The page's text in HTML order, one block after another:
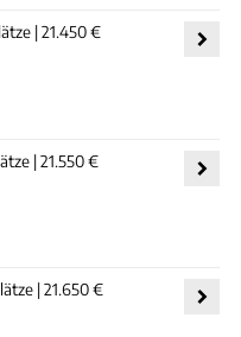
| 21.450 €
| 21.550 €
| 21.650 €